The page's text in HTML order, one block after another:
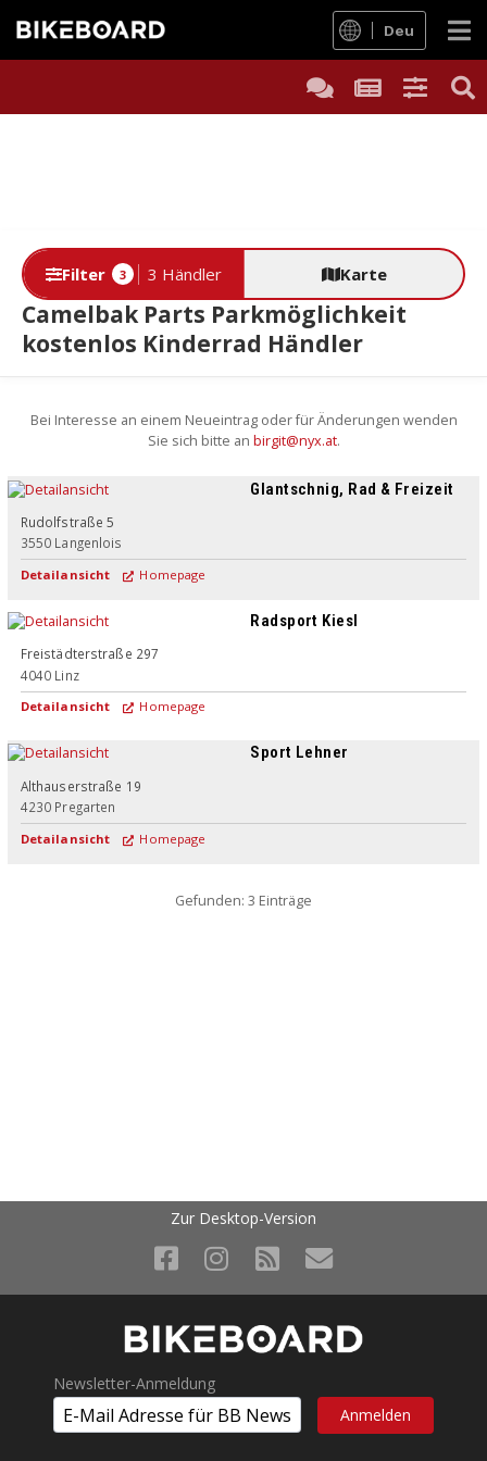
Deu
Filter 3 3 Händler Karte
Camelbak Parts Parkmöglichkeit
kostenlos Kinderrad Händler
Bei Interesse an einem Neueintrag oder für Änderungen wenden
Sie sich bitte an birgit@nyx.at.
Glantschnig, Rad & Freizeit
Rudolfstraße 5
3550 Langenlois
Detailansicht Homepage
Radsport Kiesl
Freistädterstraße 297
4040 Linz
Detailansicht Homepage
Sport Lehner
Althauserstraße 19
4230 Pregarten
Detailansicht Homepage
Gefunden: 3 Einträge
Zur Desktop-Version
Newsletter-Anmeldung